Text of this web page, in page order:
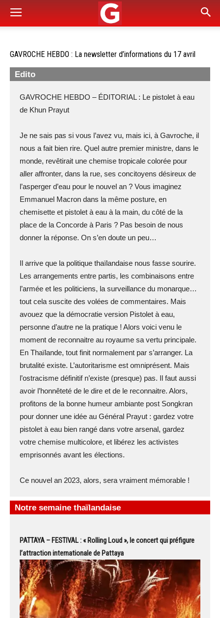
GAVROCHE HEBDO : La newsletter d’informations du 17 avril
Edito
GAVROCHE HEBDO – ÉDITORIAL : Le pistolet à eau
de Khun Prayut
Je ne sais pas si vous l’avez vu, mais ici, à Gavroche, il
nous a fait bien rire. Quel autre premier ministre, dans le
monde, revêtirait une chemise tropicale colorée pour
aller affronter, dans la rue, ses concitoyens désireux de
l’asperger d’eau pour le nouvel an ? Vous imaginez
Emmanuel Macron dans la même posture, en
chemisette et pistolet à eau à la main, du côté de la
place de la Concorde à Paris ? Pas besoin de nous
donner la réponse. On s’en doute un peu…
Il arrive que la politique thaïlandaise nous fasse sourire.
Les arrangements entre partis, les combinaisons entre
l’armée et les politiciens, la surveillance du monarque…
tout cela suscite des volées de commentaires. Mais
avouez que la démocratie version Pistolet à eau,
personne d’autre ne la pratique ! Alors voici venu le
moment de reconnaitre au royaume sa vertu principale.
En Thaïlande, tout finit normalement par s’arranger. La
brutalité existe. L’autoritarisme est omniprésent. Mais
l’ostracisme définitif n’existe (presque) pas. Il faut aussi
avoir l’honnêteté de le dire et de le reconnaitre. Alors,
profitons de la bonne humeur ambiante post Songkran
pour donner une idée au Général Prayut : gardez votre
pistolet à eau bien rangé dans votre arsenal, gardez
votre chemise multicolore, et libérez les activistes
emprisonnés avant les élections.
Ce nouvel an 2023, alors, sera vraiment mémorable !
Notre semaine thaïlandaise
PATTAYA – FESTIVAL : « Rolling Loud », le concert qui préfigure
l’attraction internationale de Pattaya